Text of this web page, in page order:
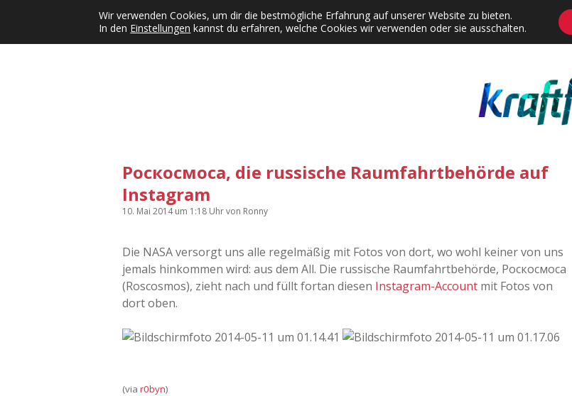
Kategorien Dropdown-Menü öffnen
KFMW-Disco Dates Instagrams Contact Adventskalender Dropdown-Menü öffnen
Роскосмоса, die russische Raumfahrtbehörde auf
Instagram
10. Mai 2014um 1:18 Uhrvon Ronny
Die NASA versorgt uns alle regelmäßig mit Fotos von dort, wo wohl keiner von uns
jemals hinkommen wird: aus dem All. Die russische Raumfahrtbehörde, Роскосмоса
(Roscosmos), zieht nach und füllt fortan diesen Instagram-Account mit Fotos von
dort oben.
(via r0byn)
Wir verwenden Cookies, um dir die bestmögliche Erfahrung auf unserer Website zu bieten.
In den Einstellungen kannst du erfahren, welche Cookies wir verwenden oder sie ausschalten.